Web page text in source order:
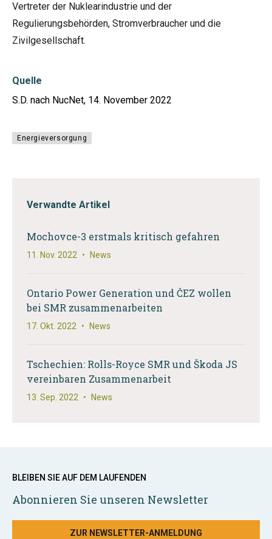
Vertreter der Nuklearindustrie und der
Regulierungsbehörden, Stromverbraucher und die
Zivilgesellschaft.
Quelle
S.D. nach NucNet, 14. November 2022
Energieversorgung
Verwandte Artikel
Mochovce-3 erstmals kritisch gefahren
11. Nov. 2022 • News
Ontario Power Generation und ČEZ wollen
bei SMR zusammenarbeiten
17. Okt. 2022 • News
Tschechien: Rolls-Royce SMR und Škoda JS
vereinbaren Zusammenarbeit
13. Sep. 2022 • News
BLEIBEN SIE AUF DEM LAUFENDEN
Abonnieren Sie unseren Newsletter
ZUR NEWSLETTER-ANMELDUNG